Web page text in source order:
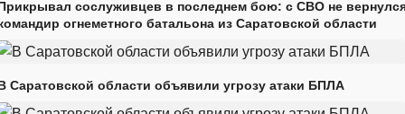
сослуживцев в последнем бою: с СВО не
огнеметного батальона из Саратовской области
Саратовской области объявили угрозу атаки БПЛА